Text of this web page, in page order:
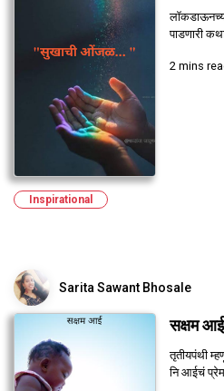
पाडणारी
2 mins
Inspirational
Sarita Sawant Bhosale
सक्षम आई
तृतीयपंथी
नि आईचं